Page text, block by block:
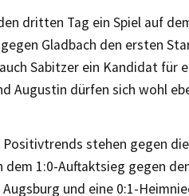
dritten Tag ein Spiel auf
Gladbach den ersten
Sabitzer ein Kandidat für
Augustin dürfen sich wohl
stehen gegen
dem 1:0-Auftaktsieg gegen
und eine 0:1-